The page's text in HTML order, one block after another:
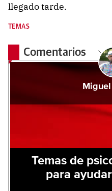
llegado tarde.
TEMAS
Comentarios
Temas de
para